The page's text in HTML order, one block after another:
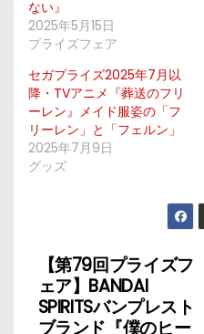
ない』
2025年5月15日
プライズフェア
セガプライズ2025年7月以
降・TVアニメ『葬送のフリ
ーレン』メイド服姿の「フ
リーレン」と「フェルン」
2025年7月9日
グッズ
投
稿
【第79回プライズフ
ェア】BANDAI
SPIRITSバンプレスト
ブランド『僕のヒー